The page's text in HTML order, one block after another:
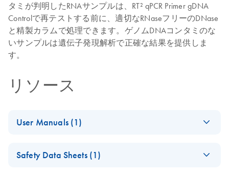
タミが判明したRNAサンプルは、RT² qPCR Primer gDNA
Controlで再テストする前に、適切なRNaseフリーのDNase
と精製カラムで処理できます。ゲノムDNAコンタミのな
いサンプルは遺伝子発現解析で正確な結果を提供しま
す。
リソース
User Manuals (1)
PCR Arrays
Safety Data Sheets (1)